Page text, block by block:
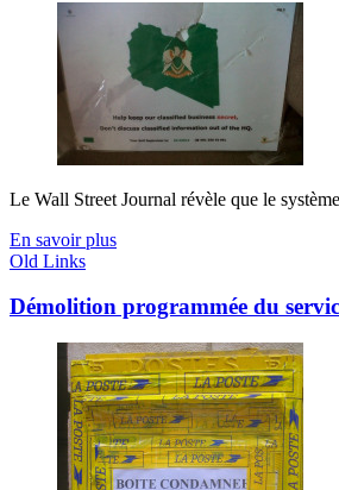
Le Wall Street Journal révèle que le
En savoir plus
Old Links
Démolition programmée du